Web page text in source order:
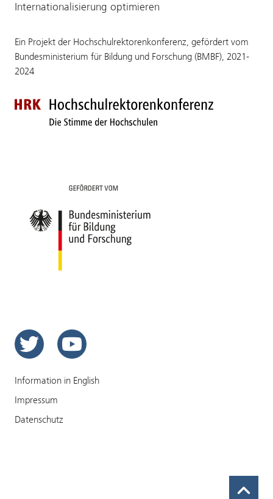
Internationalisierung optimieren
Ein Projekt der Hochschulrektorenkonferenz, gefördert vom
Bundesministerium für Bildung und Forschung (BMBF), 2021-
2024
Zur Startseite der HRK
Twitter YouTube
Information in English
Impressum
Datenschutz